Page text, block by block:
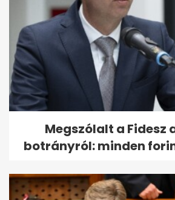
Megszólalt a Fidesz
botrányról: minden